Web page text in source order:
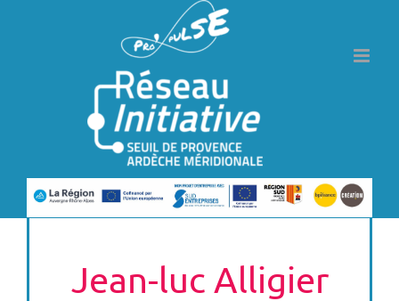
Jean-luc Alligier